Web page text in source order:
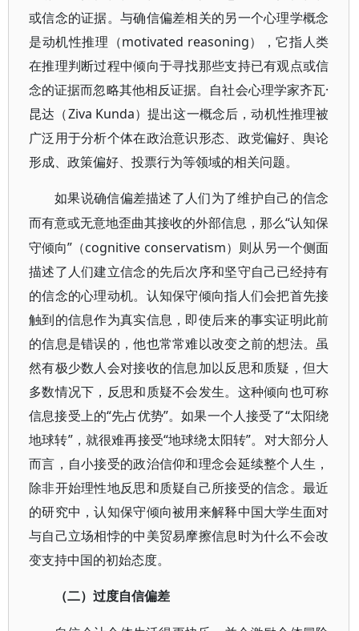
或信念的证据。与确信偏差相关的另一个心理学概念
是动机性推理（motivated reasoning），它指人类
在推理判断过程中倾向于寻找那些支持已有观点或信
念的证据而忽略其他相反证据。自社会心理学家齐瓦·
昆达（Ziva Kunda）提出这一概念后，动机性推理被
广泛用于分析个体在政治意识形态、政党偏好、舆论
形成、政策偏好、投票行为等领域的相关问题。
如果说确信偏差描述了人们为了维护自己的信念
而有意或无意地歪曲其接收的外部信息，那么“认知保
守倾向”（cognitive conservatism）则从另一个侧面
描述了人们建立信念的先后次序和坚守自己已经持有
的信念的心理动机。认知保守倾向指人们会把首先接
触到的信息作为真实信息，即使后来的事实证明此前
的信息是错误的，他也常常难以改变之前的想法。虽
然有极少数人会对接收的信息加以反思和质疑，但大
多数情况下，反思和质疑不会发生。这种倾向也可称
信息接受上的“先占优势”。如果一个人接受了“太阳绕
地球转”，就很难再接受“地球绕太阳转”。对大部分人
而言，自小接受的政治信仰和理念会延续整个人生，
除非开始理性地反思和质疑自己所接受的信念。最近
的研究中，认知保守倾向被用来解释中国大学生面对
与自己立场相悖的中美贸易摩擦信息时为什么不会改
变支持中国的初始态度。
（二）过度自信偏差